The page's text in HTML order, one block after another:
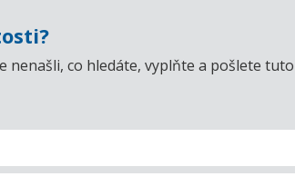
co hledáte, vyplňte a pošlete tuto